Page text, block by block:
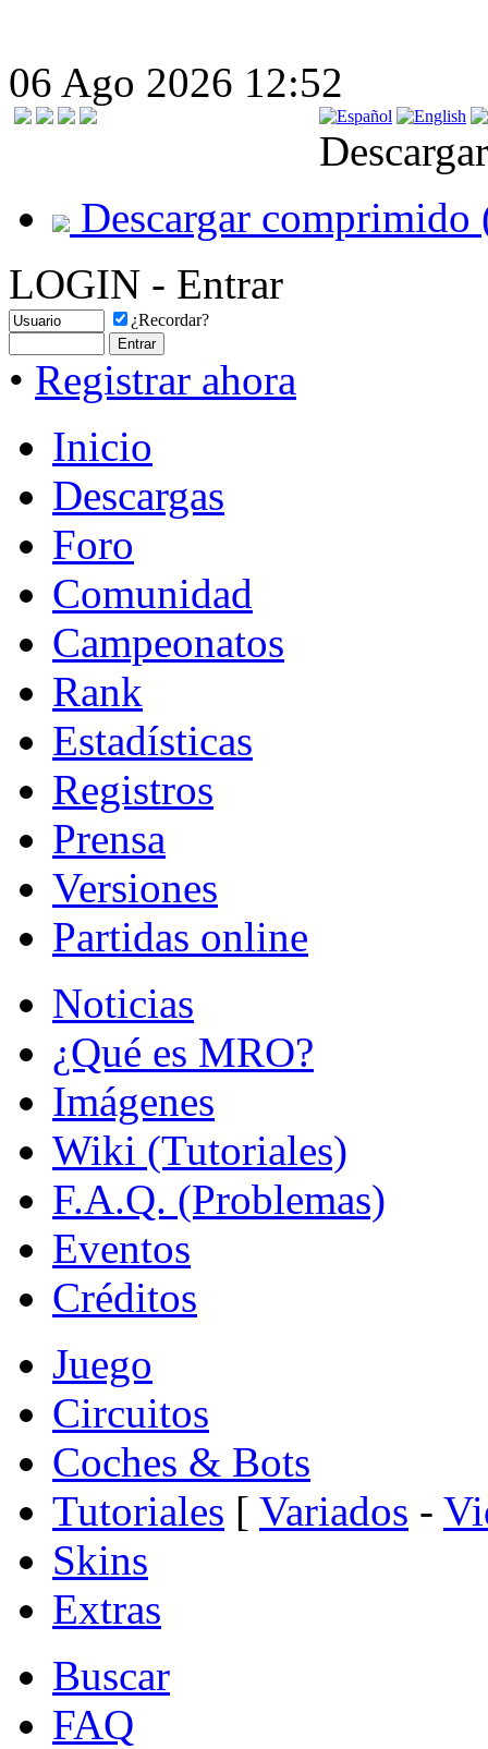
06 Ago 2026 12:52
Descargar comprimido
LOGIN - Entrar
¿Recordar?
• Registrar ahora
Inicio
Descargas
Foro
Comunidad
Campeonatos
Rank
Estadísticas
Registros
Prensa
Versiones
Partidas online
Noticias
¿Qué es MRO?
Imágenes
Wiki (Tutoriales)
F.A.Q. (Problemas)
Eventos
Créditos
Juego
Circuitos
Coches & Bots
Tutoriales [ Variados -
Skins
Extras
Buscar
FAQ